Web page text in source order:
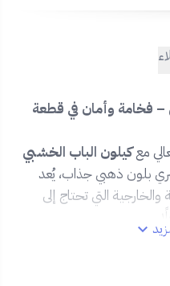
فخامة وأمان في قطعة
معكيلون الباب الخشبي
بلون ذهبي جذاب، يُعد
والخارجية التي تحتاج إلى